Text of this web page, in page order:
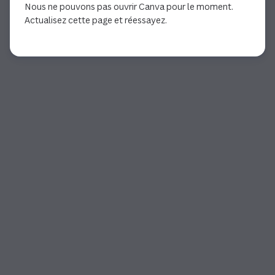
Nous ne pouvons pas ouvrir Canva pour le moment.
Actualisez cette page et réessayez.